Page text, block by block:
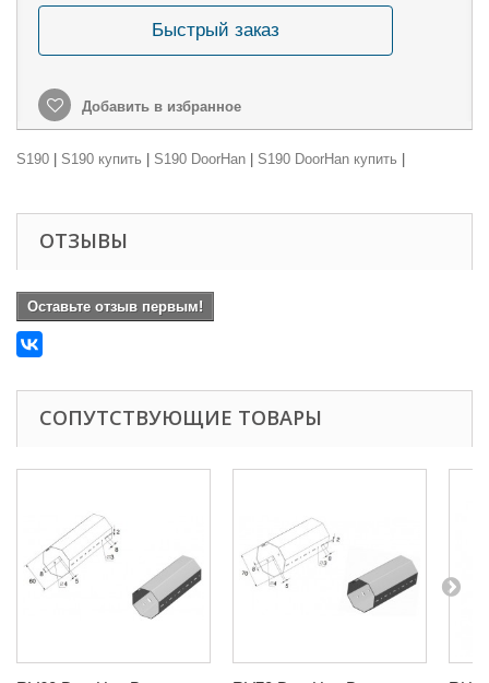
Быстрый заказ
Добавить в избранное
S190 S190 купить S190 DoorHan S190 DoorHan купить
ОТЗЫВЫ
Оставьте отзыв первым!
СОПУТСТВУЮЩИЕ ТОВАРЫ